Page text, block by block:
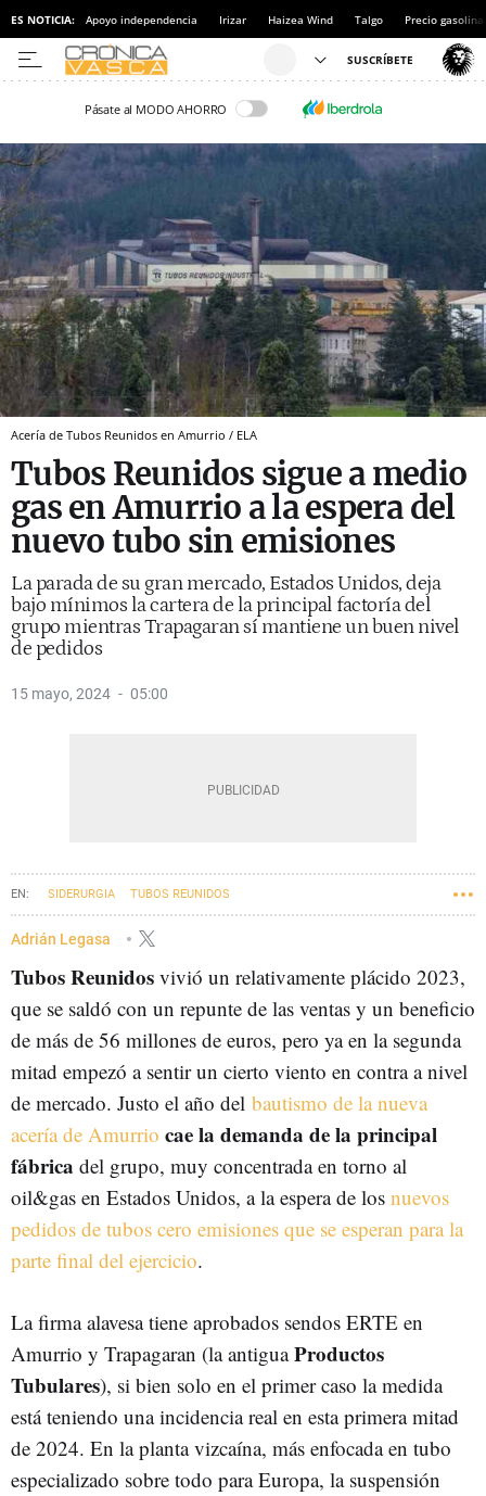
ES NOTICIA: Apoyo independencia Irizar Haizea Wind Talgo Precio gasolina
Pásate al MODO AHORRO
Acería de Tubos Reunidos en Amurrio / ELA
Tubos Reunidos sigue a medio
gas en Amurrio a la espera del
nuevo tubo sin emisiones
La parada de su gran mercado, Estados Unidos, deja
bajo mínimos la cartera de la principal factoría del
grupo mientras Trapagaran sí mantiene un buen nivel
de pedidos
15 mayo, 2024 05:00
SIDERURGIA TUBOS REUNIDOS
Adrián Legasa
Tubos Reunidos vivió un relativamente plácido 2023,
que se saldó con un repunte de las ventas y un beneficio
de más de 56 millones de euros, pero ya en la segunda
mitad empezó a sentir un cierto viento en contra a nivel
de mercado. Justo el año del bautismo de la nueva
acería de Amurrio cae la demanda de la principal
fábrica del grupo, muy concentrada en torno al
oil&gas en Estados Unidos, a la espera de los nuevos
pedidos de tubos cero emisiones que se esperan para la
parte final del ejercicio.
La firma alavesa tiene aprobados sendos ERTE en
Amurrio y Trapagaran (la antiguaProductos
Tubulares), si bien solo en el primer caso la medida
está teniendo una incidencia real en esta primera mitad
de 2024. En la planta vizcaína, más enfocada en tubo
especializado sobre todo para Europa, la suspensión